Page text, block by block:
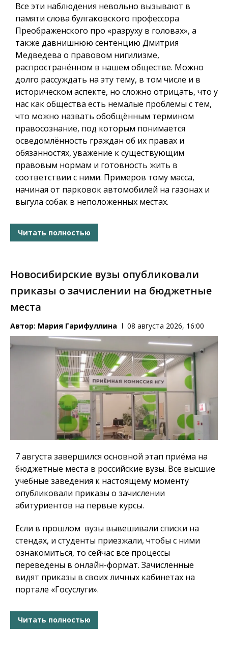
Все эти наблюдения невольно вызывают в
памяти слова булгаковского профессора
Преображенского про «разруху в головах», а
также давнишнюю сентенцию Дмитрия
Медведева о правовом нигилизме,
распространённом в нашем обществе. Можно
долго рассуждать на эту тему, в том числе и в
историческом аспекте, но сложно отрицать, что у
нас как общества есть немалые проблемы с тем,
что можно назвать обобщённым термином
правосознание, под которым понимается
осведомлённость граждан об их правах и
обязанностях, уважение к существующим
правовым нормам и готовность жить в
соответствии с ними. Примеров тому масса,
начиная от парковок автомобилей на газонах и
выгула собак в неположенных местах.
Читать полностью
Новосибирские вузы опубликовали
приказы о зачислении на бюджетные
места
Автор: Мария Гарифуллина 08 августа 2026, 16:00
7 августа завершился основной этап приёма на
бюджетные места в российские вузы. Все высшие
учебные заведения к настоящему моменту
опубликовали приказы о зачислении
абитуриентов на первые курсы.
Если в прошлом вузы вывешивали списки на
стендах, и студенты приезжали, чтобы с ними
ознакомиться, то сейчас все процессы
переведены в онлайн-формат. Зачисленные
видят приказы в своих личных кабинетах на
портале «Госуслуги».
Читать полностью